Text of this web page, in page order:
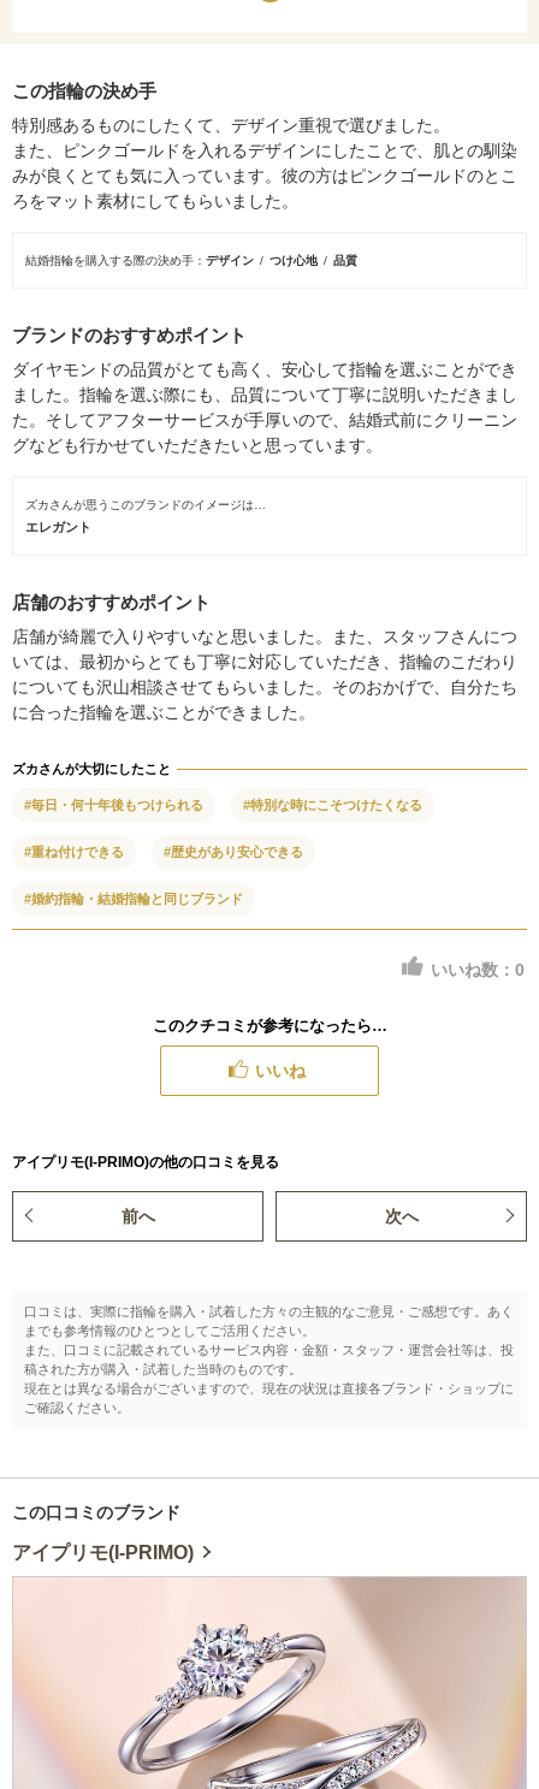
この指輪の決め手
特別感あるものにしたくて、デザイン重視で選びました。
また、ピンクゴールドを入れるデザインにしたことで、肌との馴染
みが良くとても気に入っています。彼の方はピンクゴールドのとこ
ろをマット素材にしてもらいました。
結婚指輪を購入する際の決め手 デザイン つけ心地 品質
ブランドのおすすめポイント
ダイヤモンドの品質がとても高く、安心して指輪を選ぶことができ
ました。指輪を選ぶ際にも、品質について丁寧に説明いただきまし
た。そしてアフターサービスが手厚いので、結婚式前にクリーニン
グなども行かせていただきたいと思っています。
ズカさんが思うこのブランドのイメージは…
エレガント
店舗のおすすめポイント
店舗が綺麗で入りやすいなと思いました。また、スタッフさんにつ
いては、最初からとても丁寧に対応していただき、指輪のこだわり
についても沢山相談させてもらいました。そのおかげで、自分たち
に合った指輪を選ぶことができました。
ズカさんが大切にしたこと
#毎日・何十年後もつけられる #特別な時にこそつけたくなる
#重ね付けできる #歴史があり安心できる
#婚約指輪・結婚指輪と同じブランド
いいね数： 0
このクチコミが参考になったら…
いいね
アイプリモ(I-PRIMO)の他の口コミを見る
前へ 次へ
口コミは、実際に指輪を購入・試着した方々の主観的なご意見・ご感想です。あく
までも参考情報のひとつとしてご活用ください。
また、口コミに記載されているサービス内容・金額・スタッフ・運営会社等は、投
稿された方が購入・試着した当時のものです。
現在とは異なる場合がございますので、現在の状況は直接各ブランド・ショップに
ご確認ください。
この口コミのブランド
アイプリモ(I-PRIMO)